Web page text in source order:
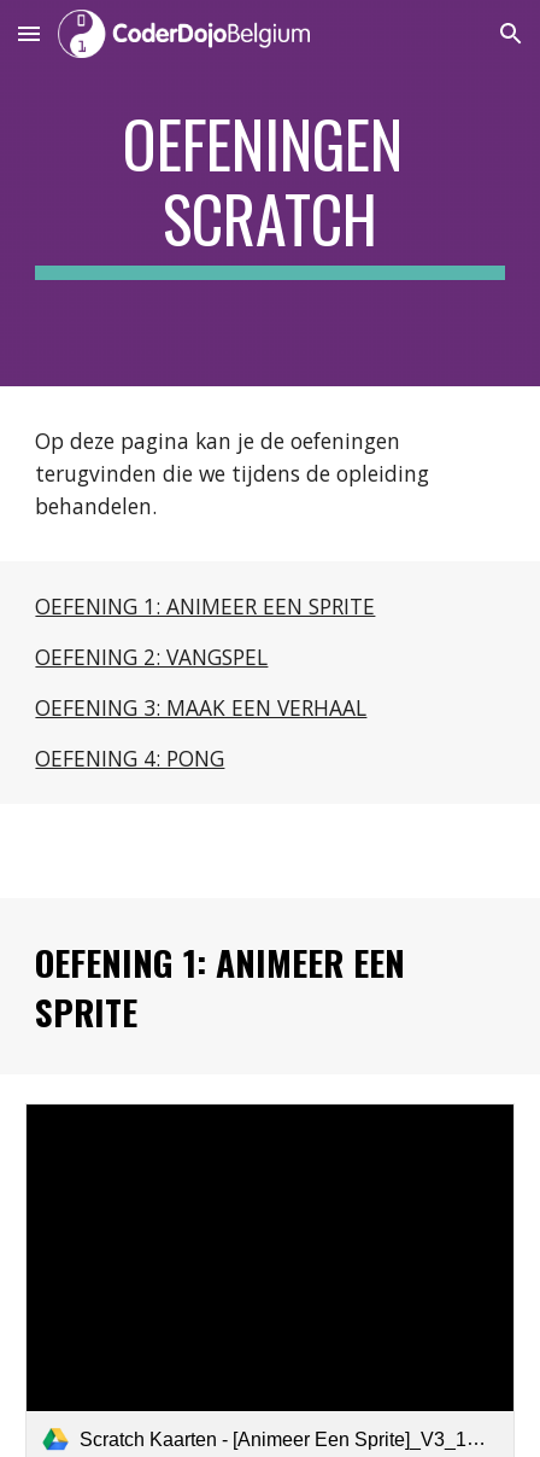
Skip to main content Skip to navigation
OEFENINGEN
SCRATCH
Op deze pagina kan je de oefeningen
terugvinden die we tijdens de opleiding
behandelen.
OEFENING 1: ANIMEER EEN SPRITE
OEFENING 2: VANGSPEL
OEFENING 3: MAAK EEN VERHAAL
OEFENING 4: PONG
OEFENING 1: ANIMEER EEN
SPRITE
Scratch Kaarten - [Animeer Een Sprite]_V3_1STER.pdf